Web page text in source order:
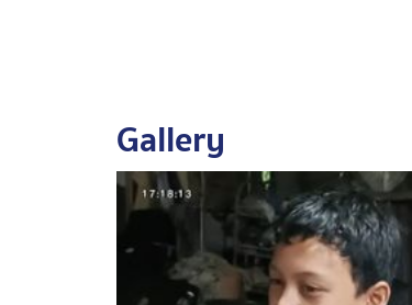
แบ่งให้ทาน แต่ยังมีลูกสาวคอยส่งข้
สำหรับใครที่ต้องการช่วยเหลือค
ลูกสาวของตา-ยาย ได้ที่หมายเล
พร้อมให้ความช่วยเหลือ ก็ติดต่อกัน
Gallery